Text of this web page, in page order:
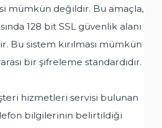
mümkün değildir. Bu amaçla,
128 bit SSL güvenlik alanı
Bu sistem kırılması mümkün
bir şifreleme standardıdır.
hizmetleri servisi bulunan
bilgilerinin belirtildiği